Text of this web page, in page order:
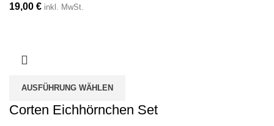
19,00 € inkl. MwSt.
AUSFÜHRUNG WÄHLEN
Corten Eichhörnchen Set